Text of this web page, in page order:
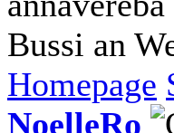
Bussi an
Homepage
NoelleRo